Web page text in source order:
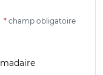
* champ obligatoire